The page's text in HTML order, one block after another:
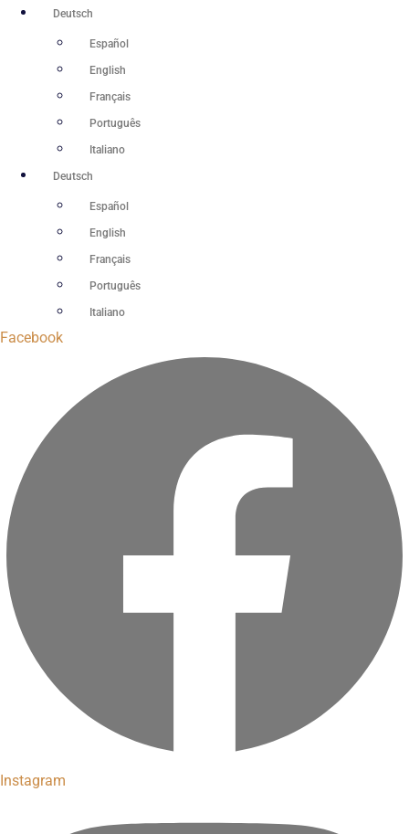
Zum
Deutsch
Español
English
Français
Português
Italiano
Deutsch
Español
English
Français
Português
Italiano
Facebook
Instagram